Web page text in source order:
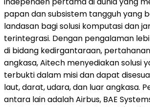
papan dan subsistem tangguh yang
landasan bagi solusi komputasi dan
terintegrasi. Dengan pengalaman
di bidang kedirgantaraan,
angkasa, Aitech menyediakan solusi
terbukti dalam misi dan dapat
laut, darat, udara, dan luar angkasa.
antara lain adalah Airbus, BAE